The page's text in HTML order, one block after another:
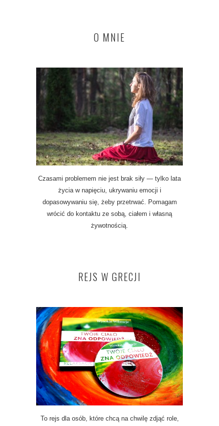
O MNIE
Czasami problemem nie jest brak siły — tylko lata
życia w napięciu, ukrywaniu emocji i
dopasowywaniu się, żeby przetrwać. Pomagam
wrócić do kontaktu ze sobą, ciałem i własną
żywotnością.
REJS W GRECJI
To rejs dla osób, które chcą na chwilę zdjąć role,